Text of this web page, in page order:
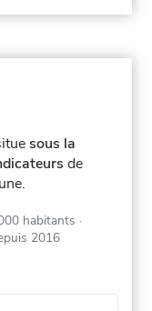
sous la
de
habitants ·
2016